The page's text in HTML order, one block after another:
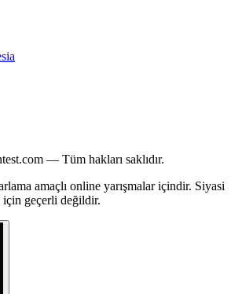
— Tüm hakları saklıdır.
amaçlı online yarışmalar içindir. Siyasi
geçerli değildir.